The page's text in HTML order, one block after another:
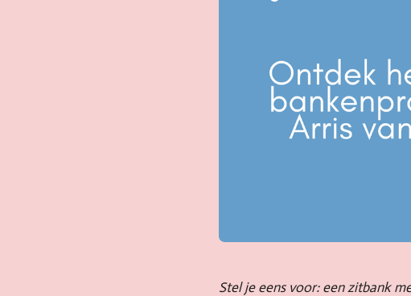
Stel je eens voor: een zitbank